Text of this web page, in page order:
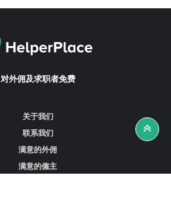
对外佣及求职者免费
关于我们
联系我们
满意的外佣
满意的僱主